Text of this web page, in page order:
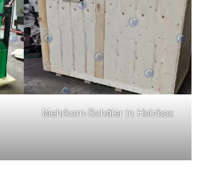
Mehrkorn-Schäler in Holzbox